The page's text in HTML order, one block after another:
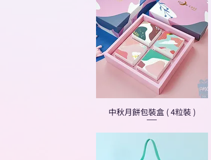
中秋月餅包裝盒 ( 4粒裝 )